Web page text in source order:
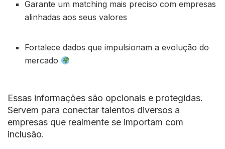
Garante um matching mais preciso com empresas
alinhadas aos seus valores
Fortalece dados que impulsionam a evolução do
mercado
Essas informações são opcionais e protegidas.
Servem para conectar talentos diversos a
empresas que realmente se importam com
inclusão.